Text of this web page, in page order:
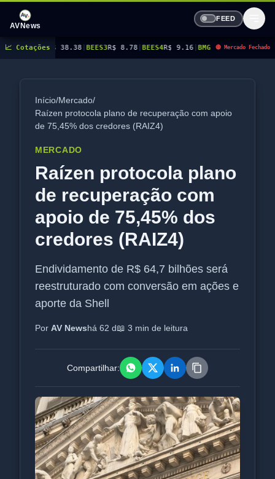
AVNews
FEED
📈 Cotações
38.38|BEES3 R$ 8.78 |BEES4R$ 9.16 |BMGB4R$ 5.21 |BRAP4 R$ 21.37|
🔴 Mercado Fechado
Início/Mercado/
Raízen protocola plano de recuperação com apoio
de 75,45% dos credores (RAIZ4)
MERCADO
Raízen protocola plano
de recuperação com
apoio de 75,45% dos
credores (RAIZ4)
Endividamento de R$ 64,7 bilhões será
reestruturado com conversão em ações e
aporte da Shell
Por AV Newshá 62 d📖 3 min de leitura
Compartilhar: